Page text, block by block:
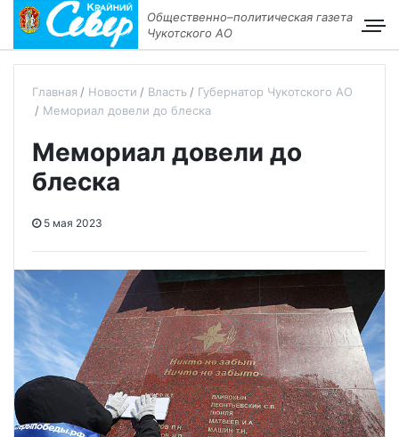
Общественно–политическая газета
Чукотского АО
Главная Новости Власть
Губернатор Чукотского АО
Мемориал довели до блеска
Мемориал довели до
блеска
5 мая 2023